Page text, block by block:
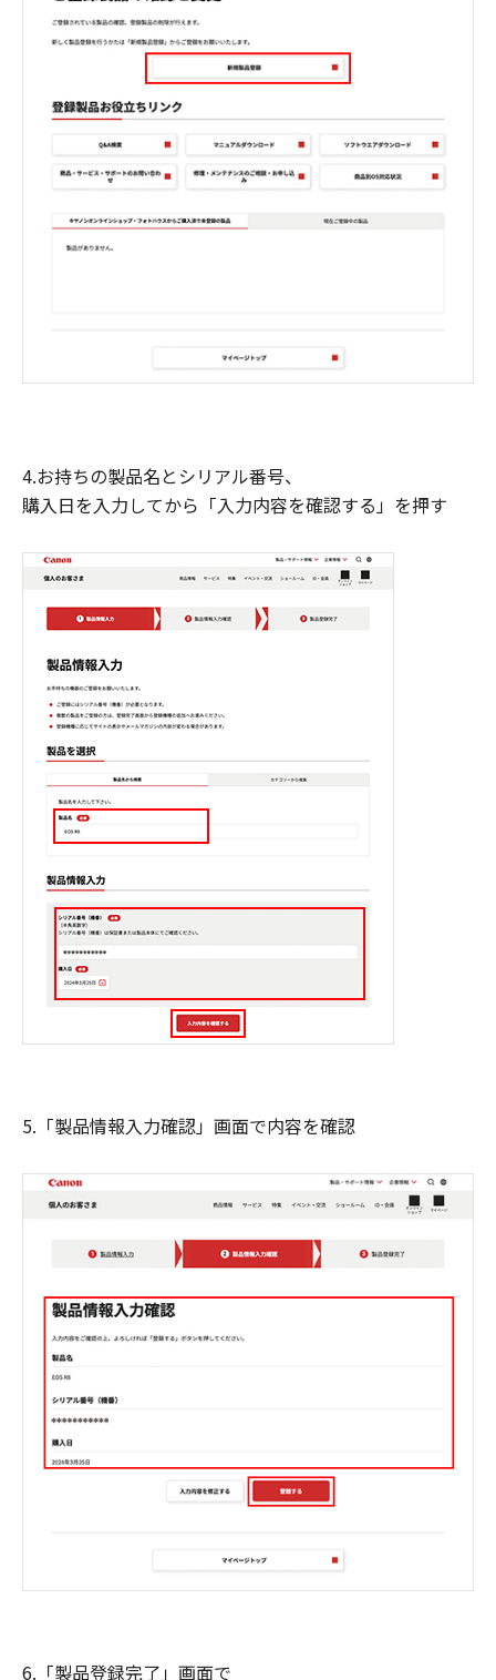
4.お持ちの製品名とシリアル番号、
購入日を入力してから「入力内容を確認する」を押す
5.「製品情報入力確認」画面で内容を確認
6.「製品登録完了」画面で